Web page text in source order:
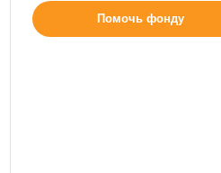
Помочь фонду